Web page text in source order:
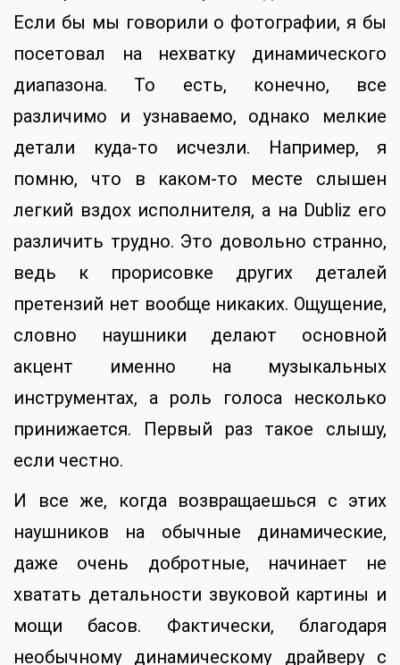
Если бы мы говорили о фотографии, я бы
посетовал на нехватку динамического
диапазона. То есть, конечно, все
различимо и узнаваемо, однако мелкие
детали куда-то исчезли. Например, я
помню, что в каком-то месте слышен
легкий вздох исполнителя, а на Dubliz его
различить трудно. Это довольно странно,
ведь к прорисовке других деталей
претензий нет вообще никаких. Ощущение,
словно наушники делают основной
акцент именно на музыкальных
инструментах, а роль голоса несколько
принижается. Первый раз такое слышу,
если честно.
И все же, когда возвращаешься с этих
наушников на обычные динамические,
даже очень добротные, начинает не
хватать детальности звуковой картины и
мощи басов. Фактически, благодаря
необычному динамическому драйверу с